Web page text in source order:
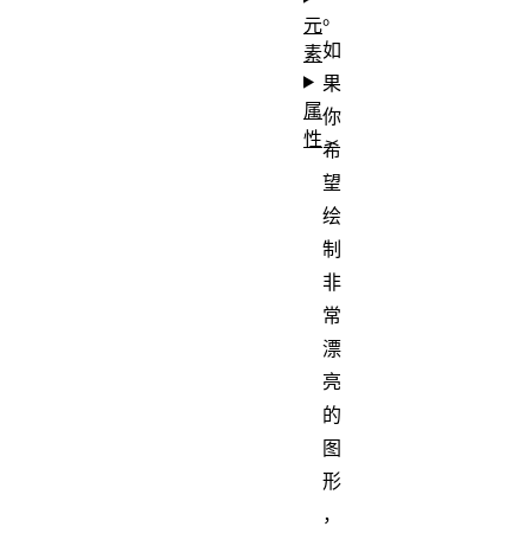
。
如
果
你
希
望
绘
制
非
常
漂
亮
的
图
形
，
元
素
属
性